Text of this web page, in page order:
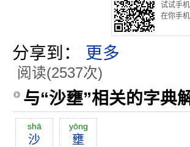
试试手
在你手
分享到： 更多
阅读(2537次)
与“沙壅”相关的字典
shā
沙
yōng
壅